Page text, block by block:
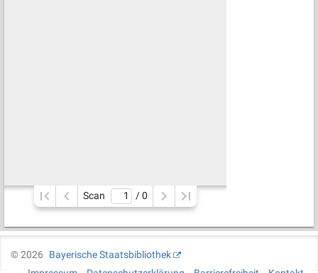
Scan / 0
©2026
Bayerische Staatsbibliothek